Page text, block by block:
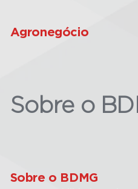
Agronegócio
Sobre o
Sobre o BDMG